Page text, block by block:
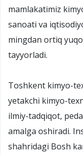
mamlakatimiz
sanoati va
mingdan ortiq
tayyorladi.
Toshkent kimyo-
yetakchi kimyo-
ilmiy-tadqiqot,
amalga oshiradi.
shahridagi Bosh